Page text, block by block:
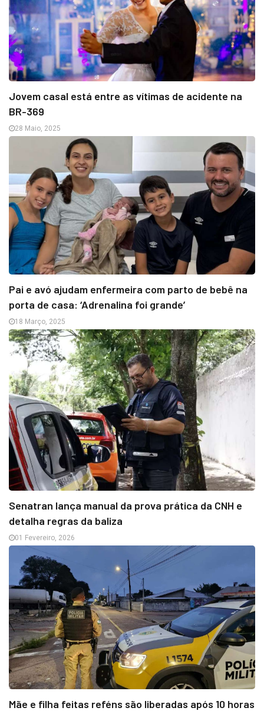
Jovem casal está entre as vítimas de acidente na
BR-369
28 Maio, 2025
Pai e avó ajudam enfermeira com parto de bebê na
porta de casa: ‘Adrenalina foi grande’
18 Março, 2025
Senatran lança manual da prova prática da CNH e
detalha regras da baliza
01 Fevereiro, 2026
Mãe e filha feitas reféns são liberadas após 10 horas